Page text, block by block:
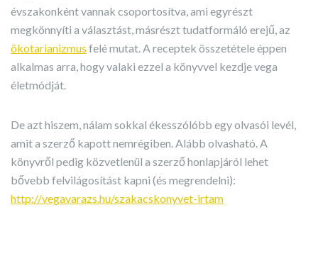
évszakonként vannak csoportosítva, ami egyrészt
megkönnyíti a választást, másrészt tudatformáló erejű, az
ökotarianizmus felé mutat. A receptek összetétele éppen
alkalmas arra, hogy valaki ezzel a könyvvel kezdje vega
életmódját.
De azt hiszem, nálam sokkal ékesszólóbb egy olvasói levél,
amit a szerző kapott nemrégiben. Alább olvasható. A
könyvről pedig közvetlenül a szerző honlapjáról lehet
bővebb felvilágosítást kapni (és megrendelni):
http://vegavarazs.hu/szakacskonyvet-irtam